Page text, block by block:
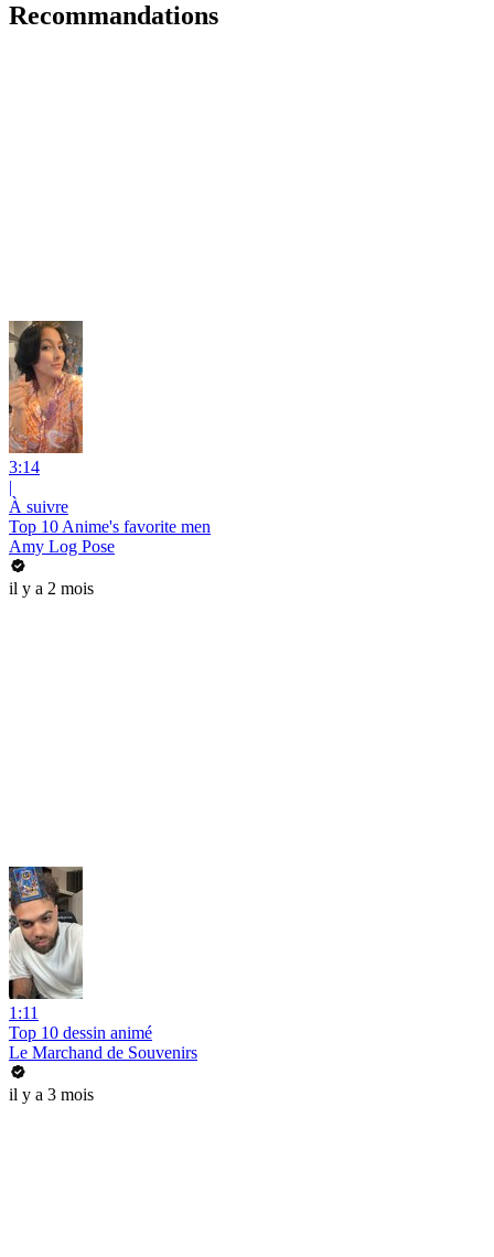
Recommandations
3:14
|
À suivre
Top 10 Anime's favorite men
Amy Log Pose
il y a 2 mois
1:11
Top 10 dessin animé
Le Marchand de Souvenirs
il y a 3 mois